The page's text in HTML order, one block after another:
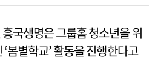
국생명은 그룹홈 청소년을 위
봄볕학교’ 활동을 진행한다고